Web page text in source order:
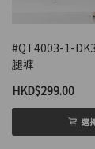
#QT4003-1-
腿褲
HKD$299.00
選